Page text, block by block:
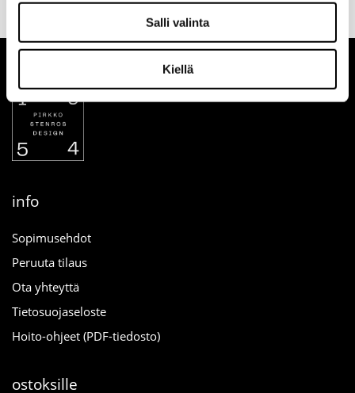
Salli valinta
Kiellä
yhteydessä
verkosta
info
Sopimusehdot
Peruuta tilaus
Ota yhteyttä
Tietosuojaseloste
Hoito-ohjeet (PDF-tiedosto)
ostoksille